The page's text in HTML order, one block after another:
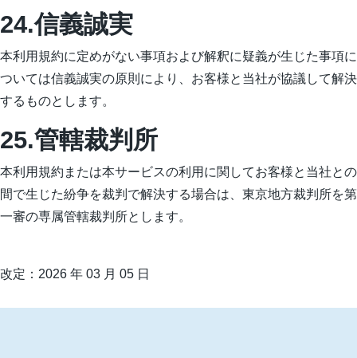
24.信義誠実
本利用規約に定めがない事項および解釈に疑義が生じた事項に
ついては信義誠実の原則により、お客様と当社が協議して解決
するものとします。
25.管轄裁判所
本利用規約または本サービスの利用に関してお客様と当社との
間で生じた紛争を裁判で解決する場合は、東京地方裁判所を第
一審の専属管轄裁判所とします。
改定：2026 年 03 月 05 日